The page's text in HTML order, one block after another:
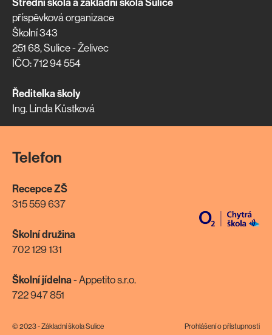
příspěvková organizace
Školní 343
251 68, Sulice - Želivec
IČO: 712 94 554
Ředitelka školy
Ing. Linda Kůstková
Telefon
Recepce ZŠ
315 559 637
Školní družina
702 129 131
Školní jídelna- Appetito s.r.o.
722 947 851
© 2023 - Základní škola Sulice Prohlášení o přístupnosti